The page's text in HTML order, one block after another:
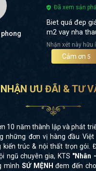
Đã xem sản
Biet quá đep
m2 vay nha
Nhận xét này hữu
Cảm ơn 5
NHẬN ƯU ĐÃI & TƯ
10 năm thành lập và phát
những đơn vị hàng đầu
kiến trúc & nội thất trọn gói.
ngũ chuyên gia, KTS "Nhân
mình SỨ MỆNH đem đến